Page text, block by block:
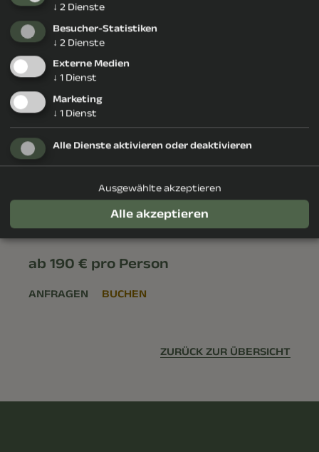
Bademantel
Handtücher
WLAN Safe Holzboden
ab 190 € pro Person
ANFRAGEN BUCHEN
ZURÜCK ZUR ÜBERSICHT
↓ 2 Dienste
Besucher-Statistiken
↓ 2 Dienste
Externe Medien
↓ 1 Dienst
Marketing
↓ 1 Dienst
Alle Dienste aktivieren oder deaktivieren
Ausgewählte akzeptieren
Alle akzeptieren